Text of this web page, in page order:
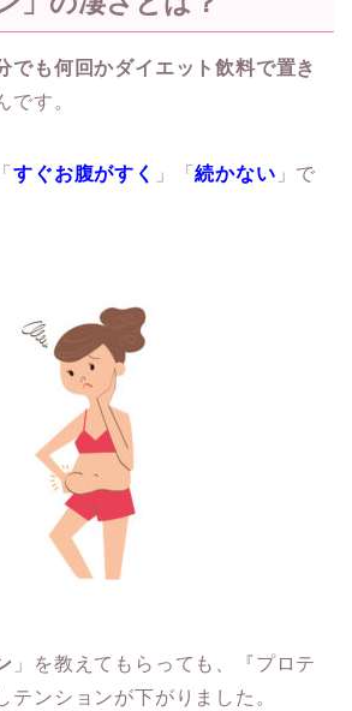
でも何回かダイエット飲料で置き
です。
すぐお腹がすく 」「続かない 」で
」を教えてもらっても、『プロテ
ンションが下がりました。